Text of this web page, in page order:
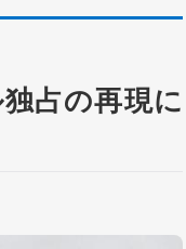
占の再現に